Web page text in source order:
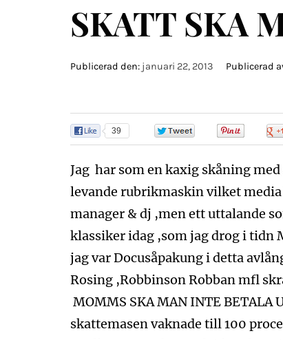
SKATT SKA
Publicerad den: januari 22, 2013 Publicerad
39
Jag har som en kaxig skåning
levande rubrikmaskin vilket
manager & dj ,men ett uttalande
klassiker idag ,som jag drog i tidn
jag var Docusåpakung i detta
Rosing ,Robbinson Robban mfl
MOMMS SKA MAN INTE BETALA
skattemasen vaknade till 100